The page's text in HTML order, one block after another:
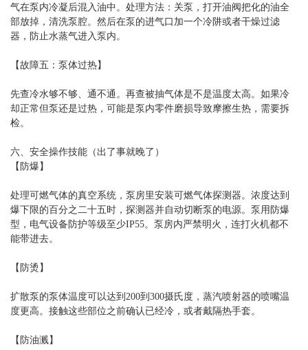
气在泵内冷凝后混入油中。处理方法：关泵，打开油阀把化的油全
部放掉，清洗泵腔。然后在泵的进气口加一个冷阱或者干燥过滤
器，防止水蒸气进入泵内。
【故障五：泵体过热】
先查冷水够不够、通不通。再查被抽气体是不是温度太高。如果冷
却正常但泵还是过热，可能是泵内零件磨损导致摩擦生热，需要拆
检。
六、安全操作技能（出了事就晚了）
【防爆】
处理可燃气体的真空系统，泵房里安装可燃气体探测器。浓度达到
爆下限的百分之二十五时，探测器并自动切断泵的电源。泵用防爆
型，电气设备防护等级至少IP55。泵房内严禁明火，连打火机都不
能带进去。
【防烫】
扩散泵的泵体温度可以达到200到300摄氏度，蒸汽喷射器的喷嘴温
度更高。接触这些部位之前确认已经冷，或者戴隔热手套。
【防油溅】